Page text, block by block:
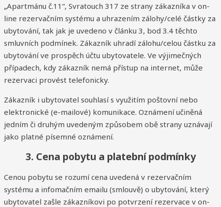
„Apartmánu č.11“, Svratouch 317 ze strany zákazníka v on-
line rezervačním systému a uhrazením zálohy/celé částky za
ubytování, tak jak je uvedeno v článku 3, bod 3.4 těchto
smluvních podmínek. Zákazník uhradí zálohu/celou částku za
ubytování ve prospěch účtu ubytovatele. Ve výjimečných
případech, kdy zákazník nemá přístup na internet, může
rezervaci provést telefonicky.
Zákazník i ubytovatel souhlasí s využitím poštovní nebo
elektronické (e-mailové) komunikace. Oznámení učiněná
jedním či druhým uvedeným způsobem obě strany uznávají
jako platné písemné oznámení.
3. Cena pobytu a platební podmínky
Cenou pobytu se rozumí cena uvedená v rezervačním
systému a infomačním emailu (smlouvě) o ubytování, který
ubytovatel zašle zákazníkovi po potvrzení rezervace v on-